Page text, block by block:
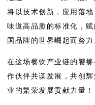
将以技术创新，应用落
味道高品质的标准化，
国品牌的世界崛起而努力
在这场餐饮产业链的饕
作伙伴共谋发展，共创
业的繁荣发展贡献力量！